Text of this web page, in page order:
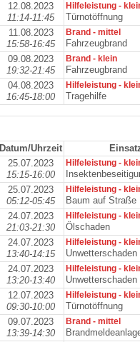
12.08.2023
11:14-11:45
Hilfeleistung -
Türnotöffnung
11.08.2023
15:58-16:45
Brand - mittel
Fahrzeugbrand
09.08.2023
19:32-21:45
Brand - klein
Fahrzeugbrand
04.08.2023
16:45-18:00
Hilfeleistung -
Tragehilfe
Datum/Uhrzeit
25.07.2023
15:15-16:00
Hilfeleistung -
25.07.2023
05:12-05:45
Hilfeleistung -
Baum auf Straße
24.07.2023
21:03-21:30
Hilfeleistung -
Ölschaden
24.07.2023
13:40-14:15
Hilfeleistung -
Unwetterschaden
24.07.2023
13:20-13:40
Hilfeleistung -
Unwetterschaden
12.07.2023
09:30-10:00
Hilfeleistung -
Türnotöffnung
09.07.2023
13:39-14:30
Brand - mittel